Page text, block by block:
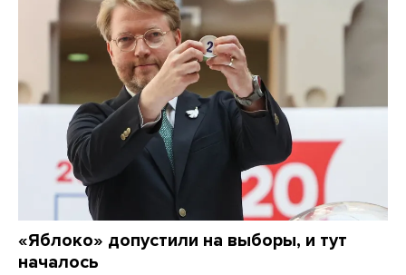
«Яблоко» допустили на выборы, и тут
началось